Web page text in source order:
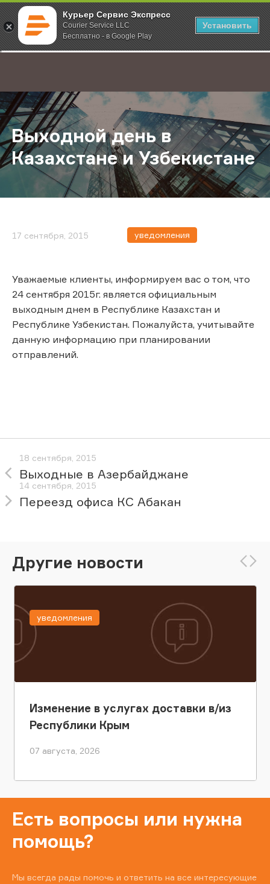
Курьер Сервис Экспресс
Courier Service LLC
Бесплатно - в Google Play
Установить
;
Главная О компании Новости Выходной день в Казахстане и
Выходной день в
Казахстане и Узбекистане
17 сентября, 2015 уведомления
Уважаемые клиенты, информируем вас о том, что
24 сентября 2015г. является официальным
выходным днем в Республике Казахстан и
Республике Узбекистан. Пожалуйста, учитывайте
данную информацию при планировании
отправлений.
18 сентября, 2015
Выходные в Азербайджане
14 сентября, 2015
Переезд офиса КС Абакан
Другие новости
Изменение в услугах доставки в/из
Республики Крым
07 августа, 2026
уведомления
Есть вопросы или нужна
помощь?
Мы всегда рады помочь и ответить на все интересующие